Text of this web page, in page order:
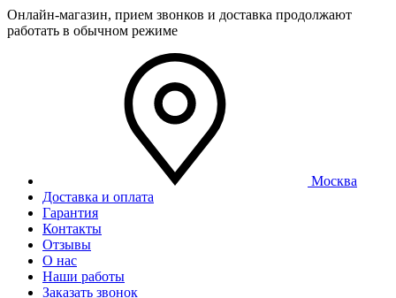
Онлайн-магазин, прием звонков и доставка продолжают
работать в обычном режиме
Москва
Доставка и оплата
Гарантия
Контакты
Отзывы
О нас
Наши работы
Заказать звонок